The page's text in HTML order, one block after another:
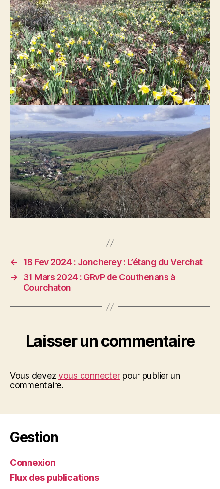
←
18 Fev 2024 : Joncherey : L’étang du Verchat
→
31 Mars 2024 : GRvP de Couthenans à
Courchaton
Laisser un commentaire
Vous devezvous connecterpour publier un
commentaire.
Gestion
Connexion
Flux des publications